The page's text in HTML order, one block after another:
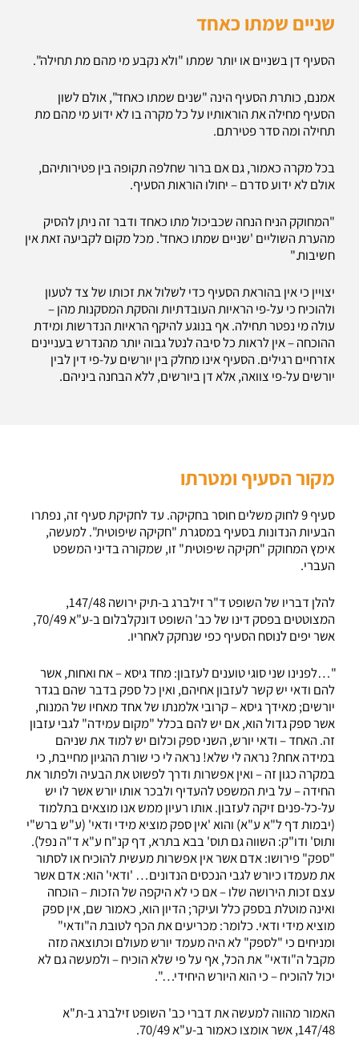
שניים שמתו כאחד
הסעיף דן בשניים או יותר שמתו "ולא נקבע מי מהם מת תחילה".
אמנם, כותרת הסעיף הינה "שנים שמתו כאחד", אולם לשון
הסעיף מחילה את הוראותיו על כל מקרה בו לא ידוע מי מהם מת
תחילה ומה סדר פטירתם.
בכל מקרה כאמור, גם אם ברור שחלפה תקופה בין פטירותיהם,
אולם לא ידוע סדרם – יחולו הוראות הסעיף.
"המחוקק הניח הנחה שכביכול מתו כאחד ודבר זה ניתן להסיק
מהערת השוליים 'שניים שמתו כאחד'. מכל מקום לקביעה זאת אין
חשיבות."
יצויין כי אין בהוראת הסעיף כדי לשלול את זכותו של צד לטעון
ולהוכיח כי על-פי הראיות העובדתיות והסקת המסקנות מהן –
עולה מי נפטר תחילה. אף בנוגע להיקף הראיות הנדרשות ומידת
ההוכחה – אין לראות כל סיבה לנטל גבוה יותר מהנדרש בעניינים
אזרחיים רגילים. הסעיף אינו מחלק בין יורשים על-פי דין לבין
יורשים על-פי צוואה, אלא דן ביורשים, ללא הבחנה ביניהם.
מקור הסעיף ומטרתו
סעיף 9 לחוק משלים חוסר בחקיקה. עד לחקיקת סעיף זה, נפתרו
הבעיות הנדונות בסעיף במסגרת "חקיקה שיפוטית". למעשה,
אימץ המחוקק "חקיקה שיפוטית" זו, שמקורה בדיני המשפט
העברי.
להלן דבריו של השופט ד"ר זילברג ב-תיק ירושה 147/48,
המצוטטים בפסק דינו של כב' השופט דונקלבלום ב-ע"א 70/49,
אשר יפים לנוסח הסעיף כפי שנחקק לאחריו.
"…לפנינו שני סוגי טוענים לעזבון: מחד גיסא – אח ואחות, אשר
להם ודאי יש קשר לעזבון אחיהם, ואין כל ספק בדבר שהם בגדר
יורשים; מאידך גיסא – קרובי אלמנתו של אחד מאחיו של המנוח,
אשר ספק גדול הוא, אם יש להם בכלל "מקום עמידה" לגבי עזבון
זה. האחד – ודאי יורש, השני ספק וכלום יש למוד את שניהם
במידה אחת? נראה לי שלא! נראה לי כי שורת ההגיון מחייבת, כי
במקרה כגון זה – ואין אפשרות ודרך לפשוט את הבעיה ולפתור את
החידה – על בית המשפט להעדיף ולבכר אותו יורש אשר לו יש
על-כל-פנים זיקה לעזבון. אותו רעיון ממש אנו מוצאים בתלמוד
(יבמות דף ל"א ע"א) והוא 'אין ספק מוציא מידי ודאי' (ע"ש ברש"י
ותוס' ודו"ק: השווה גם תוס' בבא בתרא, דף קנ"ח ע"א ד"ה נפל).
"ספק" פירושו: אדם אשר אין אפשרות מעשית להוכיח או לסתור
את מעמדו כיורש לגבי הנכסים הנדונים… 'ודאי' הוא: אדם אשר
עצם זכות הירושה שלו – אם כי לא היקפה של הזכות – הוכחה
ואינה מוטלת בספק כלל ועיקר; הדיון הוא, כאמור שם, אין ספק
מוציא מידי ודאי. כלומר: מכריעים את הכף לטובת ה"ודאי"
ומניחים כי "לספק" לא היה מעמד יורש מעולם וכתוצאה מזה
מקבל ה"ודאי" את הכל, אף על פי שלא הוכיח – ולמעשה גם לא
יכול להוכיח – כי הוא היורש היחידי…".
האמור מהווה למעשה את דברי כב' השופט זילברג ב-ת"א
147/48, אשר אומצו כאמור ב-ע"א 70/49.